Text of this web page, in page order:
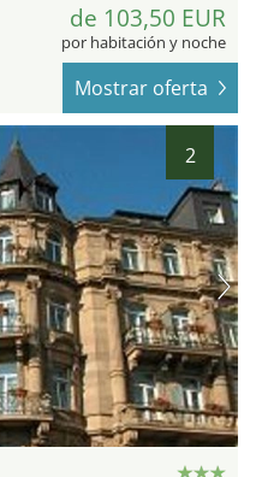
de 103,50 EUR
por habitación y noche
Mostrar oferta
2